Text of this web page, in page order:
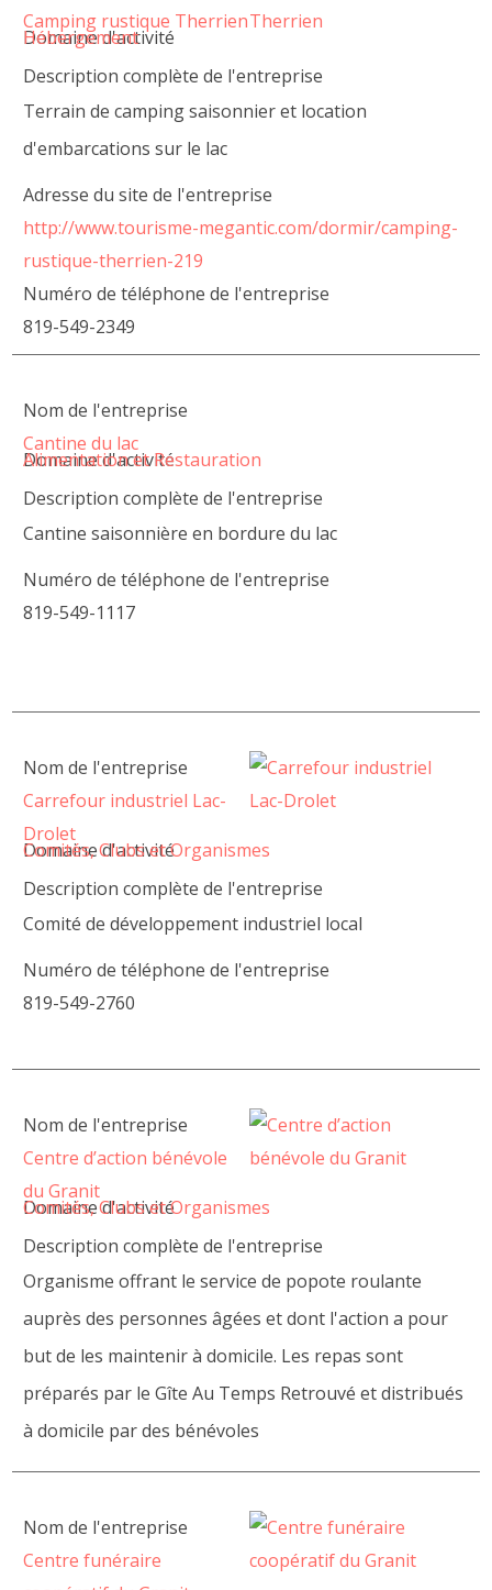
Camping rustique Therrien
Domaine d'activité
Hébergement
Description complète de l'entreprise
Terrain de camping saisonnier et location
d'embarcations sur le lac
Adresse du site de l'entreprise
http://www.tourisme-megantic.com/dormir/camping-
rustique-therrien-219
Numéro de téléphone de l'entreprise
819-549-2349
Nom de l'entreprise
Cantine du lac
Domaine d'activité
Alimentation et Restauration
Description complète de l'entreprise
Cantine saisonnière en bordure du lac
Numéro de téléphone de l'entreprise
819-549-1117
Nom de l'entreprise
Carrefour industriel Lac-
Drolet
Domaine d'activité
Comités, Clubs et Organismes
Description complète de l'entreprise
Comité de développement industriel local
Numéro de téléphone de l'entreprise
819-549-2760
Nom de l'entreprise
Centre d’action bénévole
du Granit
Domaine d'activité
Comités, Clubs et Organismes
Description complète de l'entreprise
Organisme offrant le service de popote roulante
auprès des personnes âgées et dont l'action a pour
but de les maintenir à domicile. Les repas sont
préparés par le Gîte Au Temps Retrouvé et distribués
à domicile par des bénévoles
Nom de l'entreprise
Centre funéraire